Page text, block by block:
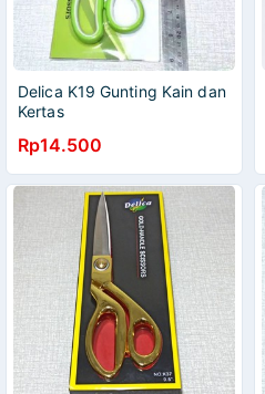
Delica K19 Gunting Kain dan
Kertas
Rp14.500